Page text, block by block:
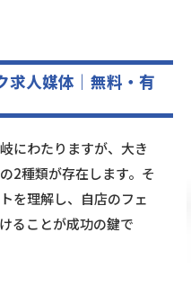
求人媒体｜無料・有
にわたりますが、大き
2種類が存在します。そ
を理解し、自店のフェ
ることが成功の鍵で